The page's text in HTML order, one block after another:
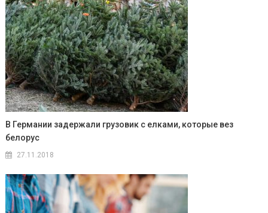
В Германии задержали грузовик с елками, которые вез
белорус
27.11.2018